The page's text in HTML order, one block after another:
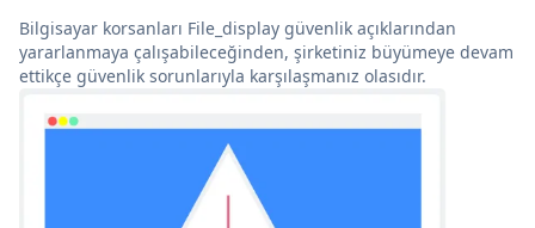
Bilgisayar korsanları File_display güvenlik açıklarından
yararlanmaya çalışabileceğinden, şirketiniz büyümeye devam
ettikçe güvenlik sorunlarıyla karşılaşmanız olasıdır.